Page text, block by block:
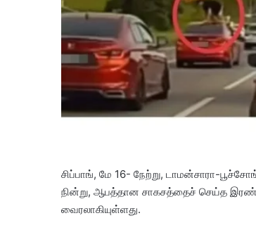
சிப்பாங், மே 16- நேற்று, டாமன்சாரா-
நின்று, ஆபத்தான சாகசத்தைச் செய்த
வைரலாகியுள்ளது.